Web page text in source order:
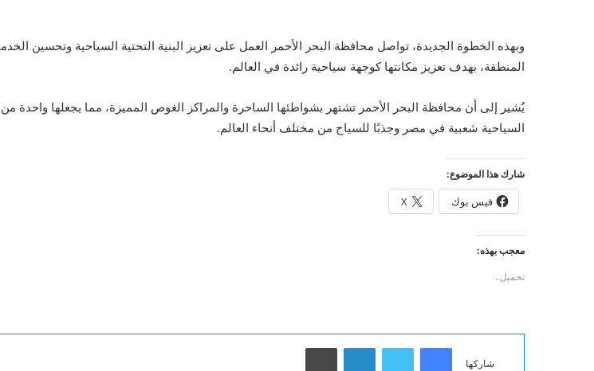
وبهذه الخطوة الجديدة، تواصل محافظة البحر الأحمر العمل على تعزيز البنية التحتية السياحية وتحسين
المنطقة، بهدف تعزيز مكانتها كوجهة سياحية رائدة في العالم.
يُشير إلى أن محافظة البحر الأحمر تشتهر بشواطئها الساحرة والمراكز الغوص المميزة، مما يجعلها واحدة
السياحية شعبية في مصر وجذبًا للسياح من مختلف أنحاء العالم.
شارك هذا الموضوع:
فيس بوك X
معجب بهذه:
تحميل...
شاركها
فيسبوك لينكدإن